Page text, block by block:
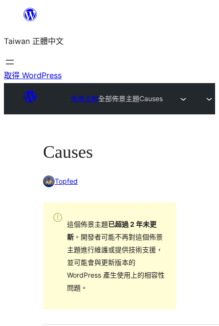
主
要
內
Taiwan 正體中文
取得 WordPress
佈景主題全部佈景主題Causes
Causes
Topfed
這個佈景主題已超過 2 年未更
新。開發者可能不再對這個佈景
主題進行維護或提供技術支援，
並可能會與更新版本的
WordPress 產生使用上的相容性
問題。